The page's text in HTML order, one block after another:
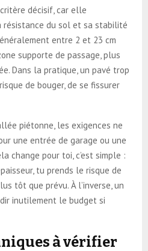
décisif, car elle
du sol et sa stabilité
entre 2 et 23 cm
supporte de passage, plus
Dans la pratique, un pavé trop
de bouger, de se fissurer
piétonne, les exigences ne
une entrée de garage ou une
change pour toi, c’est simple :
tu prends le risque de
tôt que prévu. À l’inverse, un
inutilement le budget si
à vérifier